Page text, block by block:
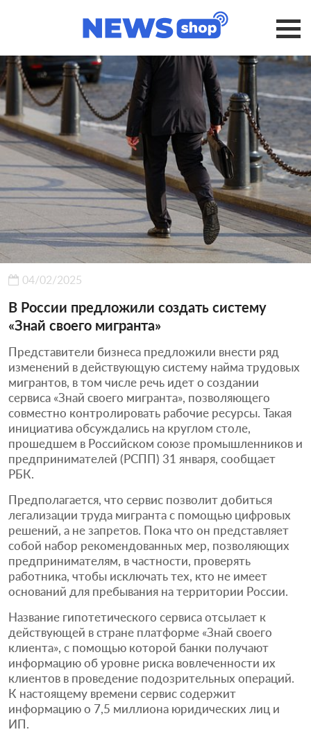
04/02/2025
В России предложили создать систему
«Знай своего мигранта»
Представители бизнеса предложили внести ряд
изменений в действующую систему найма трудовых
мигрантов, в том числе речь идет о создании
сервиса «Знай своего мигранта», позволяющего
совместно контролировать рабочие ресурсы. Такая
инициатива обсуждались на круглом столе,
прошедшем в Российском союзе промышленников и
предпринимателей (РСПП) 31 января, сообщает
РБК.
Предполагается, что сервис позволит добиться
легализации труда мигранта с помощью цифровых
решений, а не запретов. Пока что он представляет
собой набор рекомендованных мер, позволяющих
предпринимателям, в частности, проверять
работника, чтобы исключать тех, кто не имеет
оснований для пребывания на территории России.
Название гипотетического сервиса отсылает к
действующей в стране платформе «Знай своего
клиента», с помощью которой банки получают
информацию об уровне риска вовлеченности их
клиентов в проведение подозрительных операций.
К настоящему времени сервис содержит
информацию о 7,5 миллиона юридических лиц и
ИП.